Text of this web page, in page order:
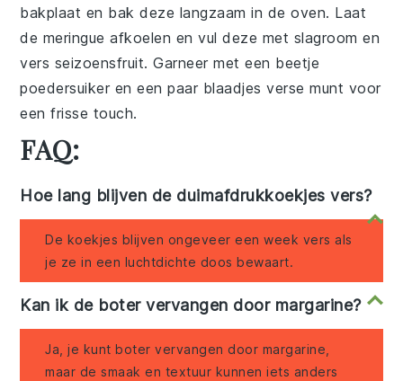
bakplaat en bak deze langzaam in de oven. Laat
de meringue afkoelen en vul deze met slagroom en
vers seizoensfruit. Garneer met een beetje
poedersuiker en een paar blaadjesverse munt voor
een frisse touch.
FAQ:
Hoe lang blijven de duimafdrukkoekjes vers?
De koekjes blijven ongeveer een week vers als
je ze in een luchtdichte doos bewaart.
Kan ik de boter vervangen door margarine?
Ja, je kunt boter vervangen door margarine,
maar de smaak en textuur kunnen iets anders